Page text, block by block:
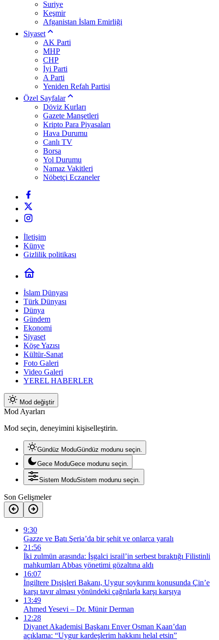
Suriye
Keşmir
Afganistan İslam Emirliği
Siyaset
AK Parti
MHP
CHP
İyi Parti
A Parti
Yeniden Refah Partisi
Özel Sayfalar
Döviz Kurları
Gazete Manşetleri
Kripto Para Piyasaları
Hava Durumu
Canlı TV
Borsa
Yol Durumu
Namaz Vakitleri
Nöbetçi Eczaneler
İletişim
Künye
Gizlilik politikası
İslam Dünyası
Türk Dünyası
Dünya
Gündem
Ekonomi
Siyaset
Köşe Yazısı
Kültür-Sanat
Foto Galeri
Video Galeri
YEREL HABERLER
Mod değiştir
Mod Ayarları
Mod seçin, deneyimini kişiselleştirin.
Gündüz ModuGündüz modunu seçin.
Gece ModuGece modunu seçin.
Sistem ModuSistem modunu seçin.
Son Gelişmeler
9:30
Gazze ve Batı Şeria’da bir şehit ve onlarca yaralı
21:56
İki zulmün arasında: İşgalci israil’in serbest bıraktığı Filistinli
mahkumları Abbas yönetimi gözaltına aldı
16:07
İngiltere Dışişleri Bakanı, Uygur soykırımı konusunda Çin’e
karşı tavır alması yönündeki çağrılarla karşı karşıya
13:49
Ahmed Yesevi – Dr. Münir Derman
12:28
Diyanet Akademisi Başkanı Enver Osman Kaan’dan
açıklama: “Uygur kardeşlerim hakkını helal etsin”